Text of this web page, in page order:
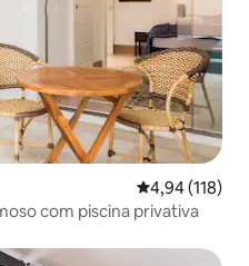
4,94 de uma
4,94 (118)
com piscina privativa